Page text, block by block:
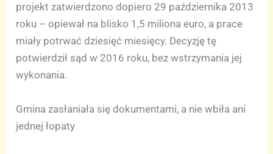
projekt zatwierdzono dopiero 29 października 2013
roku – opiewał na blisko 1,5 miliona euro, a prace
miały potrwać dziesięć miesięcy. Decyzję tę
potwierdził sąd w 2016 roku, bez wstrzymania jej
wykonania.
Gmina zasłaniała się dokumentami, a nie wbiła ani
jednej łopaty